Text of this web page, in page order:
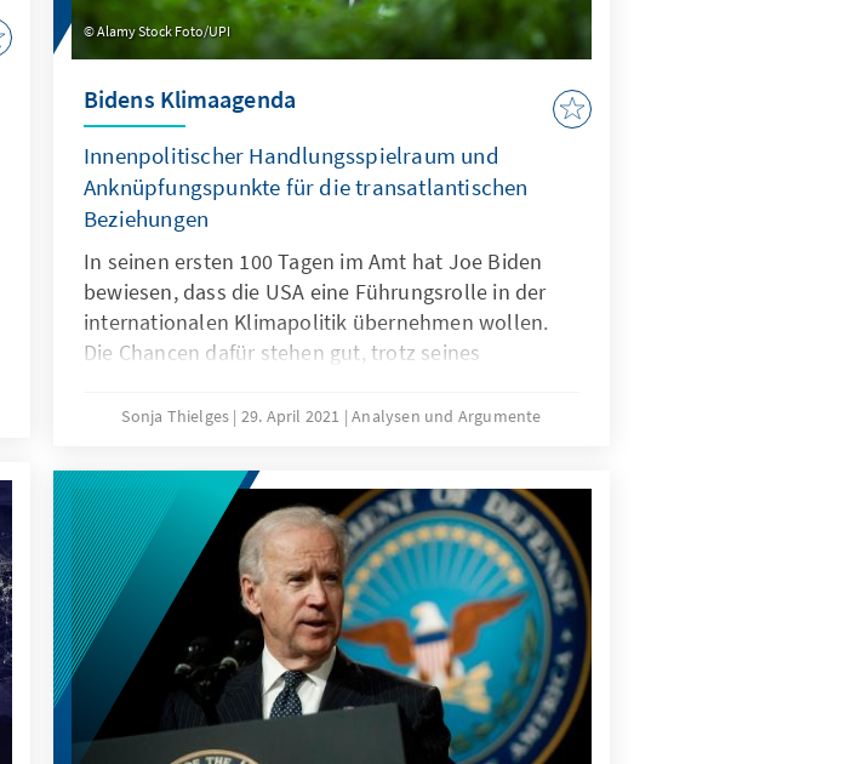
Alamy Stock Foto/UPI
Bidens Klimaagenda
Innenpolitischer Handlungsspielraum und
Anknüpfungspunkte für die transatlantischen
Beziehungen
In seinen ersten 100 Tagen im Amt hat Joe Biden
bewiesen, dass die USA eine Führungsrolle in der
internationalen Klimapolitik übernehmen wollen.
Die Chancen dafür stehen gut, trotz seines
internationalen Bühne kann Biden bereits erste
die transatlantische Kooperation, die genutzt
werden können, um das Pariser Klimaabkommen
zum Erfolg zu führen.
Sonja Thielges 29. April 2021 Analysen und Argumente